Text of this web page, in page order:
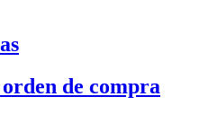
de compra